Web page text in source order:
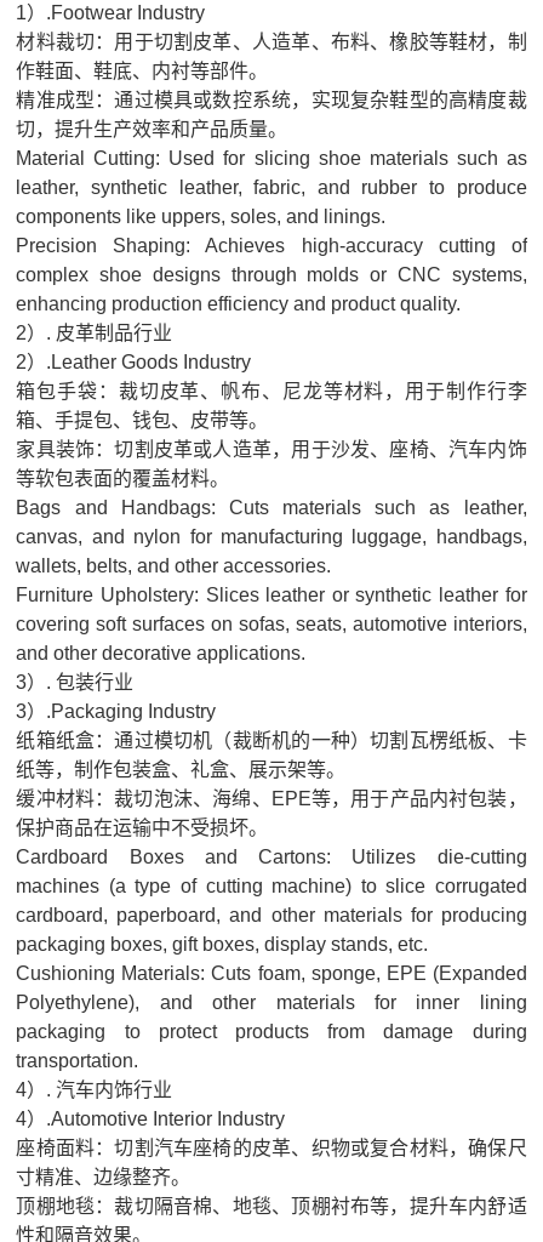
热
器
热
蒸
汽
生
器
接
触
式
烘
箱
合
能
化
装
配
裁
断
架
机
1）.Footwear Industry
材料裁切：用于切割皮革、人造革、布料、橡胶等鞋材，制
作鞋面、鞋底、内衬等部件。
精准成型：通过模具或数控系统，实现复杂鞋型的高精度裁
切，提升生产效率和产品质量。
Material Cutting: Used for slicing shoe materials such as
leather, synthetic leather, fabric, and rubber to produce
components like uppers, soles, and linings.
Precision Shaping: Achieves high-accuracy cutting of
complex shoe designs through molds or CNC systems,
enhancing production efficiency and product quality.
2）. 皮革制品行业
2）.Leather Goods Industry
箱包手袋：裁切皮革、帆布、尼龙等材料，用于制作行李
箱、手提包、钱包、皮带等。
家具装饰：切割皮革或人造革，用于沙发、座椅、汽车内饰
等软包表面的覆盖材料。
Bags and Handbags: Cuts materials such as leather,
canvas, and nylon for manufacturing luggage, handbags,
wallets, belts, and other accessories.
Furniture Upholstery: Slices leather or synthetic leather for
covering soft surfaces on sofas, seats, automotive interiors,
and other decorative applications.
3）. 包装行业
3）.Packaging Industry
纸箱纸盒：通过模切机（裁断机的一种）切割瓦楞纸板、卡
纸等，制作包装盒、礼盒、展示架等。
缓冲材料：裁切泡沫、海绵、EPE等，用于产品内衬包装，
保护商品在运输中不受损坏。
Cardboard Boxes and Cartons: Utilizes die-cutting
machines (a type of cutting machine) to slice corrugated
cardboard, paperboard, and other materials for producing
packaging boxes, gift boxes, display stands, etc.
Cushioning Materials: Cuts foam, sponge, EPE (Expanded
Polyethylene), and other materials for inner lining
packaging to protect products from damage during
transportation.
4）. 汽车内饰行业
4）.Automotive Interior Industry
座椅面料：切割汽车座椅的皮革、织物或复合材料，确保尺
寸精准、边缘整齐。
顶棚地毯：裁切隔音棉、地毯、顶棚衬布等，提升车内舒适
性和隔音效果。